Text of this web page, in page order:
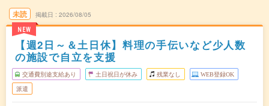
未読
NEW
掲載日 2026/08/05
【週2日～＆土日休】料理の手伝いなど少人数
の施設で自立を支援
交通費別途支給あり 土日祝日が休み 残業なし WEB登録OK
派遣